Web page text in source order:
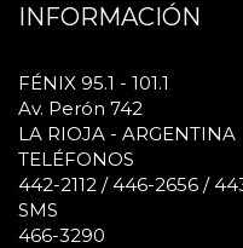
INFORMACIÓN
FÉNIX 95.1 - 101.1
Av. Perón 742
LA RIOJA - ARGENTINA
TELÉFONOS
442-2112 / 446-2656 /
SMS
466-3290